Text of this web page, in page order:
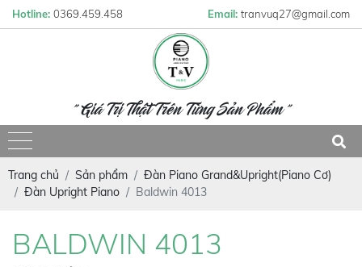
Hotline: 0369.459.458 Email: tranvuq27@gmail.com
" Giá Trị Thật Trên Từng Sản Phẩm "
Trang chủ Sản phẩm
Đàn Piano Grand&Upright(Piano Cơ)
Đàn Upright Piano
Baldwin 4013
BALDWIN 4013